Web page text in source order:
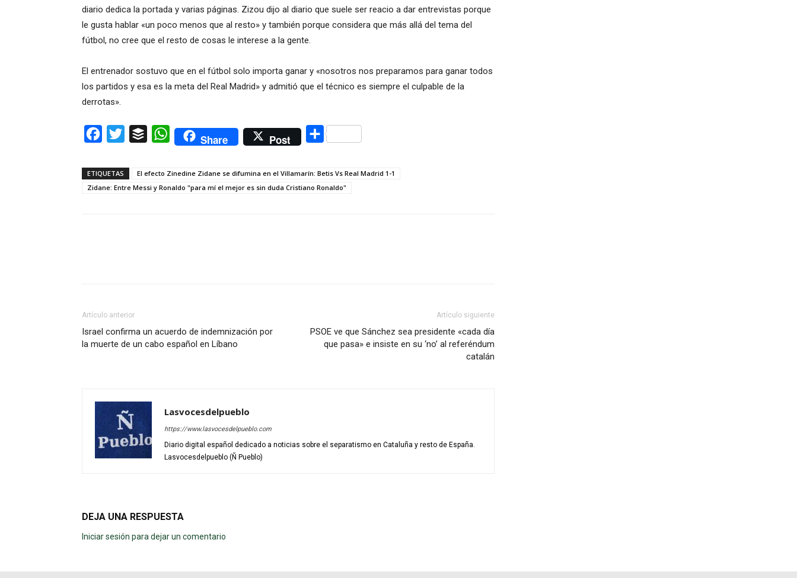
diario dedica la portada y varias páginas. Zizou dijo al diario que suele ser reacio a dar entrevistas porque
le gusta hablar «un poco menos que al resto» y también porque considera que más allá del tema del
fútbol, no cree que el resto de cosas le interese a la gente.
El entrenador sostuvo que en el fútbol solo importa ganar y «nosotros nos preparamos para ganar todos
los partidos y esa es la meta del Real Madrid» y admitió que el técnico es siempre el culpable de la
derrotas».
Facebook
Twitter Buffer WhatsAppShare Post Compartir
ETIQUETAS
El efecto Zinedine Zidane se difumina en el Villamarín: Betis Vs Real Madrid 1-1
Zidane: Entre Messi y Ronaldo "para mí el mejor es sin duda Cristiano Ronaldo"
Artículo anterior
Israel confirma un acuerdo de indemnización por
la muerte de un cabo español en Líbano
Artículo siguiente
PSOE ve que Sánchez sea presidente «cada día
que pasa» e insiste en su ‘no’ al referéndum
catalán
Lasvocesdelpueblo
https://www.lasvocesdelpueblo.com
Diario digital español dedicado a noticias sobre el separatismo en Cataluña y resto de España.
Lasvocesdelpueblo (Ñ Pueblo)
DEJA UNA RESPUESTA
Iniciar sesión para dejar un comentario